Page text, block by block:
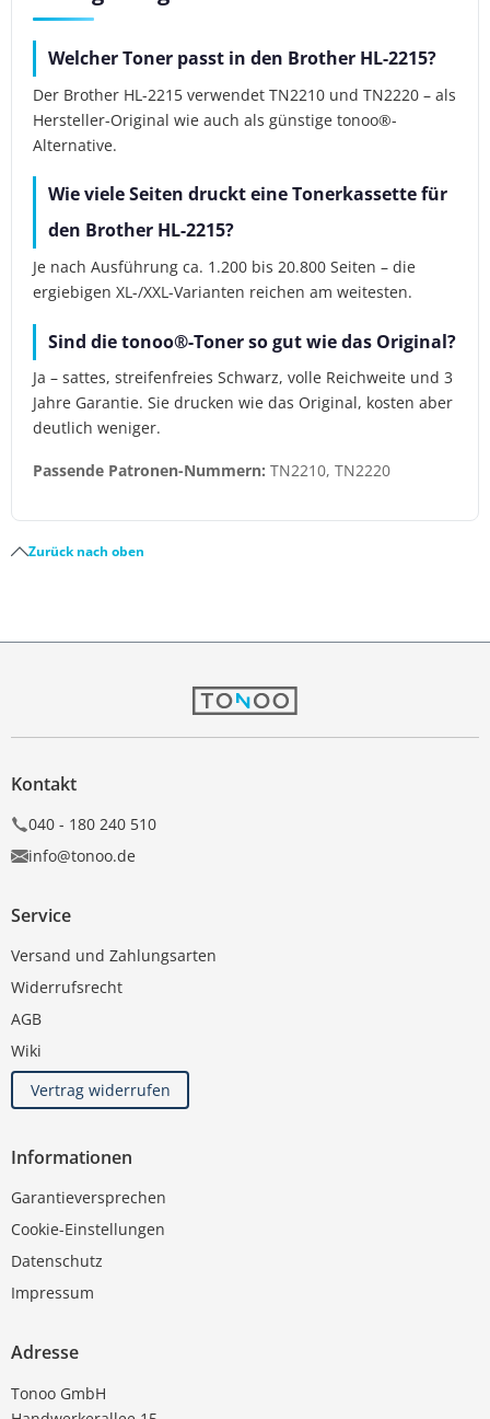
Welcher Toner passt in den Brother HL-2215?
Der Brother HL-2215 verwendet TN2210 und TN2220 – als
Hersteller-Original wie auch als günstige tonoo®-
Alternative.
Wie viele Seiten druckt eine Tonerkassette für
den Brother HL-2215?
Je nach Ausführung ca. 1.200 bis 20.800 Seiten – die
ergiebigen XL-/XXL-Varianten reichen am weitesten.
Sind die tonoo®-Toner so gut wie das Original?
Ja – sattes, streifenfreies Schwarz, volle Reichweite und 3
Jahre Garantie. Sie drucken wie das Original, kosten aber
deutlich weniger.
Passende Patronen-Nummern: TN2210, TN2220
Zurück nach oben
Kontakt
040 - 180 240 510
info@tonoo.de
Service
Versand und Zahlungsarten
Widerrufsrecht
AGB
Wiki
Vertrag widerrufen
Informationen
Garantieversprechen
Cookie-Einstellungen
Datenschutz
Impressum
Adresse
Tonoo GmbH